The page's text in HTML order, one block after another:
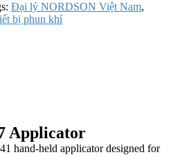
Đại lý NORDSON Việt Nam,
bị phun khí
Applicator
hand-held applicator designed for